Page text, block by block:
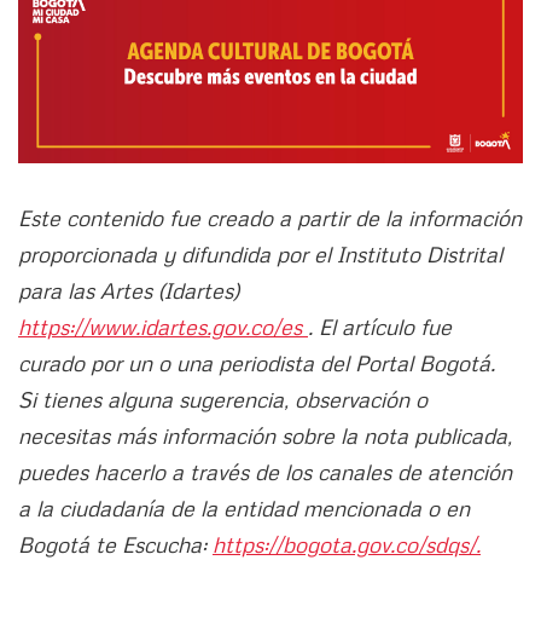
Este contenido fue creado a partir de la información
proporcionada y difundida por el Instituto Distrital
para las Artes (Idartes)
https://www.idartes.gov.co/es . El artículo fue
curado por un o una periodista del Portal Bogotá.
Si tienes alguna sugerencia, observación o
necesitas más información sobre la nota publicada,
puedes hacerlo a través de los canales de atención
a la ciudadanía de la entidad mencionada o en
Bogotá te Escucha: https://bogota.gov.co/sdqs/.